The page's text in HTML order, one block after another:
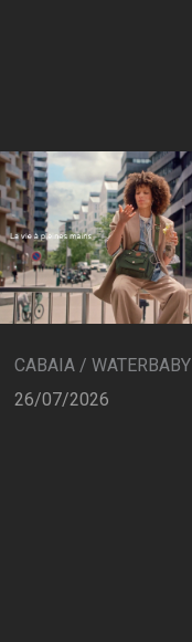
CABAIA / WATERBABY
26/07/2026